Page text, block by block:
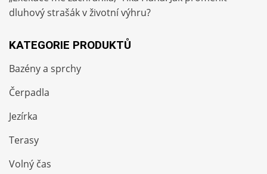
dluhový strašák v životní výhru?
KATEGORIE PRODUKTŮ
Bazény a sprchy
Čerpadla
Jezírka
Terasy
Volný čas